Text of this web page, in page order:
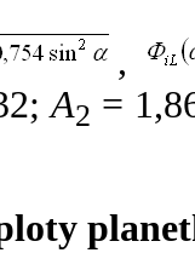
,
A2 =